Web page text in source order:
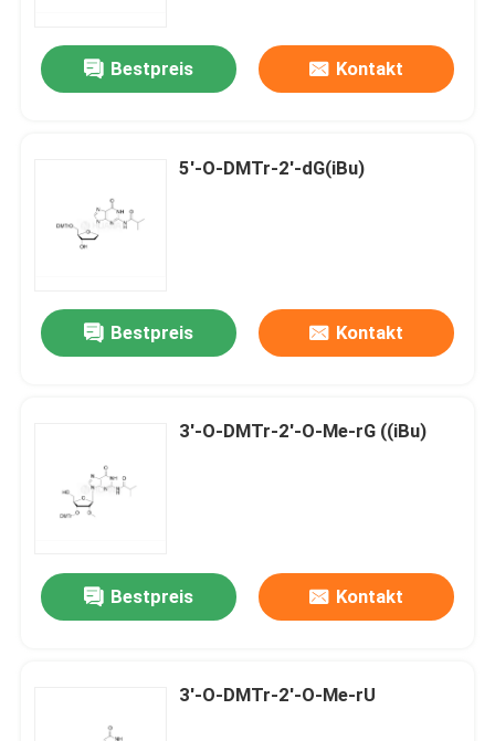
Bestpreis Kontakt
5'-O-DMTr-2'-dG(iBu)
Bestpreis Kontakt
3'-O-DMTr-2'-O-Me-rG ((iBu)
Bestpreis Kontakt
3'-O-DMTr-2'-O-Me-rU